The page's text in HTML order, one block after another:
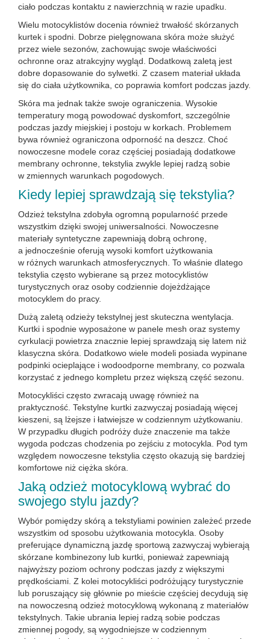
ciało podczas kontaktu z nawierzchnią w razie upadku.
Wielu motocyklistów docenia również trwałość skórzanych
kurtek i spodni. Dobrze pielęgnowana skóra może służyć
przez wiele sezonów, zachowując swoje właściwości
ochronne oraz atrakcyjny wygląd. Dodatkową zaletą jest
dobre dopasowanie do sylwetki. Z czasem materiał układa
się do ciała użytkownika, co poprawia komfort podczas jazdy.
Skóra ma jednak także swoje ograniczenia. Wysokie
temperatury mogą powodować dyskomfort, szczególnie
podczas jazdy miejskiej i postoju w korkach. Problemem
bywa również ograniczona odporność na deszcz. Choć
nowoczesne modele coraz częściej posiadają dodatkowe
membrany ochronne, tekstylia zwykle lepiej radzą sobie
w zmiennych warunkach pogodowych.
Kiedy lepiej sprawdzają się tekstylia?
Odzież tekstylna zdobyła ogromną popularność przede
wszystkim dzięki swojej uniwersalności. Nowoczesne
materiały syntetyczne zapewniają dobrą ochronę,
a jednocześnie oferują wysoki komfort użytkowania
w różnych warunkach atmosferycznych. To właśnie dlatego
tekstylia często wybierane są przez motocyklistów
turystycznych oraz osoby codziennie dojeżdżające
motocyklem do pracy.
Dużą zaletą odzieży tekstylnej jest skuteczna wentylacja.
Kurtki i spodnie wyposażone w panele mesh oraz systemy
cyrkulacji powietrza znacznie lepiej sprawdzają się latem niż
klasyczna skóra. Dodatkowo wiele modeli posiada wypinane
podpinki ocieplające i wodoodporne membrany, co pozwala
korzystać z jednego kompletu przez większą część sezonu.
Motocykliści często zwracają uwagę również na
praktyczność. Tekstylne kurtki zazwyczaj posiadają więcej
kieszeni, są lżejsze i łatwiejsze w codziennym użytkowaniu.
W przypadku długich podróży duże znaczenie ma także
wygoda podczas chodzenia po zejściu z motocykla. Pod tym
względem nowoczesne tekstylia często okazują się bardziej
komfortowe niż ciężka skóra.
Jaką odzież motocyklową wybrać do
swojego stylu jazdy?
Wybór pomiędzy skórą a tekstyliami powinien zależeć przede
wszystkim od sposobu użytkowania motocykla. Osoby
preferujące dynamiczną jazdę sportową zazwyczaj wybierają
skórzane kombinezony lub kurtki, ponieważ zapewniają
najwyższy poziom ochrony podczas jazdy z większymi
prędkościami. Z kolei motocykliści podróżujący turystycznie
lub poruszający się głównie po mieście częściej decydują się
na nowoczesną odzież motocyklową wykonaną z materiałów
tekstylnych. Takie ubrania lepiej radzą sobie podczas
zmiennej pogody, są wygodniejsze w codziennym